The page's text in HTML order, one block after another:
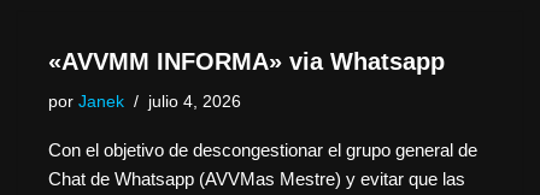
«AVVMM INFORMA» via Whatsapp
por Janek julio 4, 2026
Con el objetivo de descongestionar el grupo general de
Chat de Whatsapp (AVVMas Mestre) y evitar que las